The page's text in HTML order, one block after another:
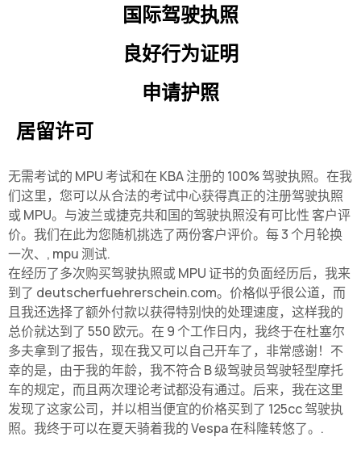
国际驾驶执照
良好行为证明
申请护照
居留许可
无需考试的 MPU 考试和在 KBA 注册的 100% 驾驶执照。在我
们这里，您可以从合法的考试中心获得真正的注册驾驶执照
或 MPU。与波兰或捷克共和国的驾驶执照没有可比性 客户评
价。我们在此为您随机挑选了两份客户评价。每 3 个月轮换
一次、, mpu 测试.
在经历了多次购买驾驶执照或 MPU 证书的负面经历后，我来
到了 deutscherfuehrerschein.com。价格似乎很公道，而
且我还选择了额外付款以获得特别快的处理速度，这样我的
总价就达到了 550 欧元。在 9 个工作日内，我终于在杜塞尔
多夫拿到了报告，现在我又可以自己开车了，非常感谢！不
幸的是，由于我的年龄，我不符合 B 级驾驶员驾驶轻型摩托
车的规定，而且两次理论考试都没有通过。后来，我在这里
发现了这家公司，并以相当便宜的价格买到了 125cc 驾驶执
照。我终于可以在夏天骑着我的 Vespa 在科隆转悠了。.